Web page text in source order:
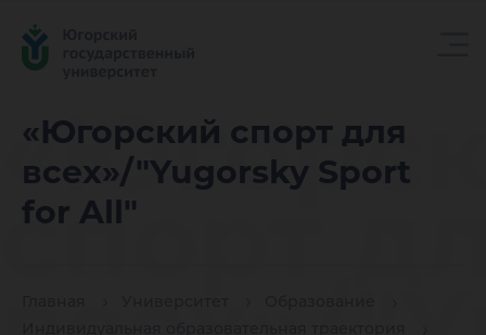
«Югорский спорт для
всех»/"Yugorsky Sport
for All"
спорт